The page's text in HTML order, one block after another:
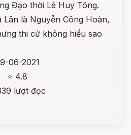
Đạo thời Lê Huy Tông.
Lân là Nguyễn Công Hoàn,
thi cử không hiểu sao
06-2021
⭐ 4.8
lượt đọc